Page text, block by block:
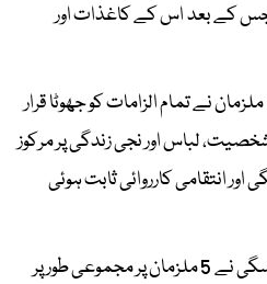
جس کے بعد اس کے کاغذات اور
نے تمام الزامات کو جھوٹا قرار
شخصیت، لباس اور نجی زندگی پر مرکوز
اور انتقامی کارروائی ثابت ہوئی
وفاقی محتسب برائے انسداد ہراسگی نے 5 ملزمان پر مجموعی طور پر